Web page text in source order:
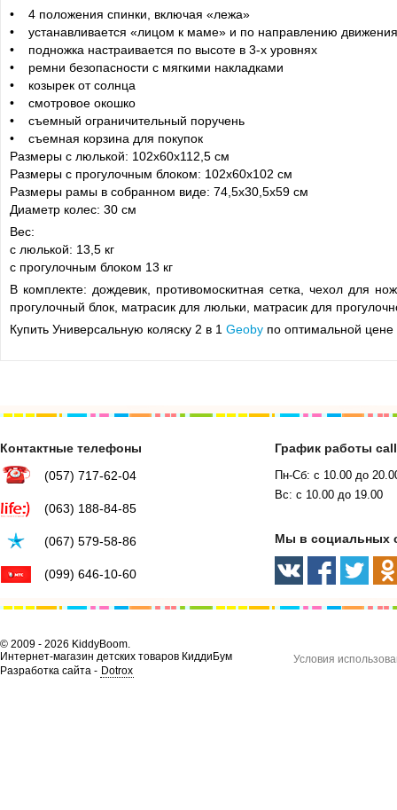
• 4 положения спинки, включая «лежа»
• устанавливается «лицом к маме» и по направлению движения
• подножка настраивается по высоте в 3-х уровнях
• ремни безопасности с мягкими накладками
• козырек от солнца
• смотровое окошко
• съемный ограничительный поручень
• съемная корзина для покупок
Размеры с люлькой: 102x60x112,5 см
Размеры с прогулочным блоком: 102x60x102 см
Размеры рамы в собранном виде: 74,5x30,5x59 см
Диаметр колес: 30 см
Вес:
с люлькой: 13,5 кг
с прогулочным блоком 13 кг
В комплекте: дождевик, противомоскитная сетка, чехол для
прогулочный блок, матрасик для люльки, матрасик для
Купить Универсальную коляску 2 в 1 Geoby по оптимальной
Контактные телефоны
(057) 717-62-04
(063) 188-84-85
(067) 579-58-86
(099) 646-10-60
График работы
Пн-Сб: с 10.00 до
Вс: с 10.00 до 19.00
Мы в социальных
© 2009 - 2026 KiddyBoom.
Интернет-магазин детских товаров КиддиБум
Разработка сайта - Dotrox
Условия